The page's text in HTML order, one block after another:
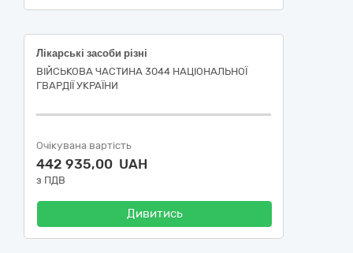
Лікарські засоби різні
ВІЙСЬКОВА ЧАСТИНА 3044 НАЦІОНАЛЬНОЇ
ГВАРДІЇ УКРАЇНИ
Очікувана вартість
442 935,00 UAH
з ПДВ
Дивитись